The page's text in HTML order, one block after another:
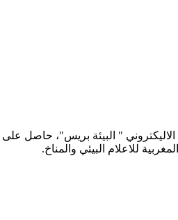
" البيئة بريس"، حاصل
للاعلام البيئي والمناخ.